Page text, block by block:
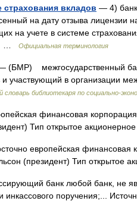
вкладов — 4)
на дату отзыва лицензии
на учете в системе
…
Официальная терминология
(БМР) межгосударственный
участвующий в организации
словарь библиотекаря по социально-
финансовая
Тип открытое
европейская финансовая
(президент) Тип открытое
банк любой банк, не
инкассового поручения;...